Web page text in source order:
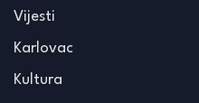
Vijesti
Karlovac
Kultura